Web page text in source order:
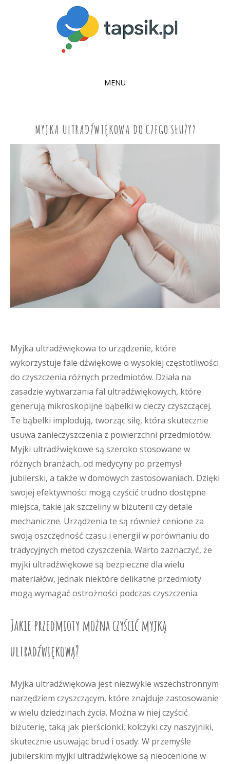
MENU
CONTENTMYJKA ULTRADŹWIĘKOWA DO CZEGO SŁUŻY?
Myjka ultradźwiękowa to urządzenie, które
wykorzystuje fale dźwiękowe o wysokiej częstotliwości
do czyszczenia różnych przedmiotów. Działa na
zasadzie wytwarzania fal ultradźwiękowych, które
generują mikroskopijne bąbelki w cieczy czyszczącej.
Te bąbelki implodują, tworząc siłę, która skutecznie
usuwa zanieczyszczenia z powierzchni przedmiotów.
Myjki ultradźwiękowe są szeroko stosowane w
różnych branżach, od medycyny po przemysł
jubilerski, a także w domowych zastosowaniach. Dzięki
swojej efektywności mogą czyścić trudno dostępne
miejsca, takie jak szczeliny w biżuterii czy detale
mechaniczne. Urządzenia te są również cenione za
swoją oszczędność czasu i energii w porównaniu do
tradycyjnych metod czyszczenia. Warto zaznaczyć, że
myjki ultradźwiękowe są bezpieczne dla wielu
materiałów, jednak niektóre delikatne przedmioty
mogą wymagać ostrożności podczas czyszczenia.
Jakie przedmioty można czyścić myjką
ultradźwiękową?
Myjka ultradźwiękowa jest niezwykle wszechstronnym
narzędziem czyszczącym, które znajduje zastosowanie
w wielu dziedzinach życia. Można w niej czyścić
biżuterię, taką jak pierścionki, kolczyki czy naszyjniki,
skutecznie usuwając brud i osady. W przemyśle
jubilerskim myjki ultradźwiękowe są nieocenione w